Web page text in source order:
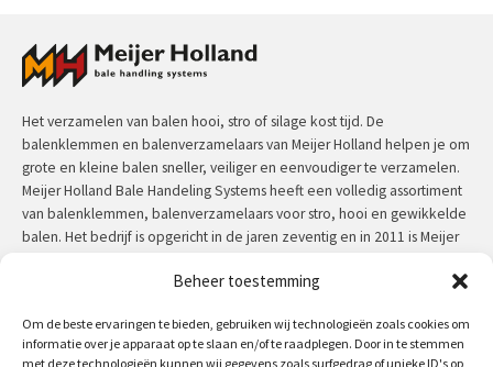
Beheer toestemming
Om de beste ervaringen te bieden, gebruiken wij technologieën zoals cookies om
informatie over je apparaat op te slaan en/of te raadplegen. Door in te stemmen
met deze technologieën kunnen wij gegevens zoals surfgedrag of unieke ID's op
Het verzamelen van balen hooi, stro of silage kost tijd. De
balenklemmen en balenverzamelaars van Meijer Holland helpen je om
grote en kleine balen sneller, veiliger en eenvoudiger te verzamelen.
Meijer Holland Bale Handeling Systems heeft een volledig assortiment
van balenklemmen, balenverzamelaars voor stro, hooi en gewikkelde
balen. Het bedrijf is opgericht in de jaren zeventig en in 2011 is Meijer
hebben een uitzonderlijke kwaliteit en zijn door de jaren heen in
Contact:+31 (0)50 312 64 48/info@meijerholland.com